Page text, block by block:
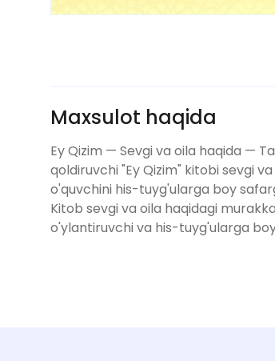
Maxsulot haqida
Ey Qizim — Sevgi va oila haqida —
qoldiruvchi "Ey Qizim" kitobi sevgi
o'quvchini his-tuyg'ularga boy
Kitob sevgi va oila haqidagi
o'ylantiruvchi va his-tuyg'ularga